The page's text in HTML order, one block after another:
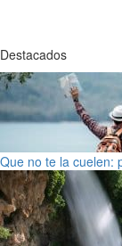
Destacados
Que no te la cuelen: